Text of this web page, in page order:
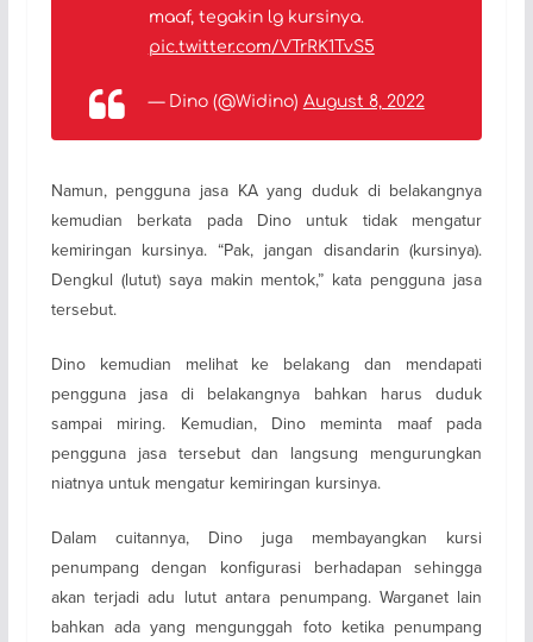
maaf, tegakin lg kursinya.
pic.twitter.com/VTrRK1TvS5
— Dino (@Widino) August 8, 2022
Namun, pengguna jasa KA yang duduk di belakangnya
kemudian berkata pada Dino untuk tidak mengatur
kemiringan kursinya. “Pak, jangan disandarin (kursinya).
Dengkul (lutut) saya makin mentok,” kata pengguna jasa
tersebut.
Dino kemudian melihat ke belakang dan mendapati
pengguna jasa di belakangnya bahkan harus duduk
sampai miring. Kemudian, Dino meminta maaf pada
pengguna jasa tersebut dan langsung mengurungkan
niatnya untuk mengatur kemiringan kursinya.
Dalam cuitannya, Dino juga membayangkan kursi
penumpang dengan konfigurasi berhadapan sehingga
akan terjadi adu lutut antara penumpang. Warganet lain
bahkan ada yang mengunggah foto ketika penumpang